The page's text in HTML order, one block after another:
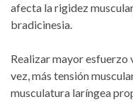
afecta la rigidez
bradicinesia.
Realizar mayor esfuerzo
vez, más tensión
musculatura laríngea